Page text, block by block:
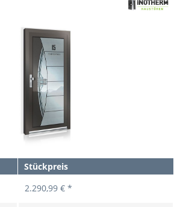
Stückpreis
2.290,99 € *